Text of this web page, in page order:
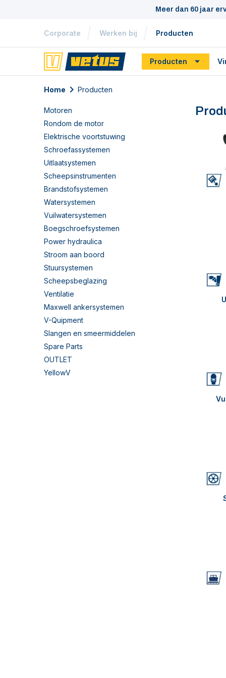
Meer dan 60 jaar
Corporate Werken bij Producten
Producten
Home Producten
Motoren
Rondom de motor
Elektrische voortstuwing
Schroefassystemen
Uitlaatsystemen
Scheepsinstrumenten
Brandstofsystemen
Watersystemen
Vuilwatersystemen
Boegschroefsystemen
Power hydraulica
Stroom aan boord
Stuursystemen
Scheepsbeglazing
Ventilatie
Maxwell ankersystemen
V-Quipment
Slangen en smeermiddelen
Spare Parts
OUTLET
YellowV